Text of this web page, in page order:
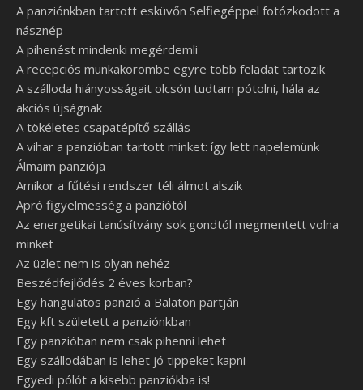
A panziónkban tartott esküvőn Selfiegéppel fotózkodott a
násznép
A pihenést mindenki megérdemli
A recepciós munkakörömbe egyre több feladat tartozik
A szálloda hiányosságait olcsón tudtam pótolni, hála az
akciós újságnak
A tökéletes csapatépítő szállás
A vihar a panzióban tartott minket: így lett napelemünk
Álmaim panziója
Amikor a fűtési rendszer téli álmot alszik
Apró figyelmesség a panziótól
Az energetikai tanúsítvány sok gondtól megmentett volna
minket
Az üzlet nem is olyan nehéz
Beszédfejlődés 2 éves korban?
Egy hangulatos panzió a Balaton partján
Egy kft született a panziónkban
Egy panzióban nem csak pihenni lehet
Egy szállodában is lehet jó tippeket kapni
Egyedi pólót a kisebb panziókba is!